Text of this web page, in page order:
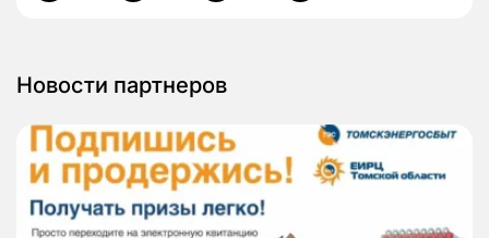
Новости партнеров